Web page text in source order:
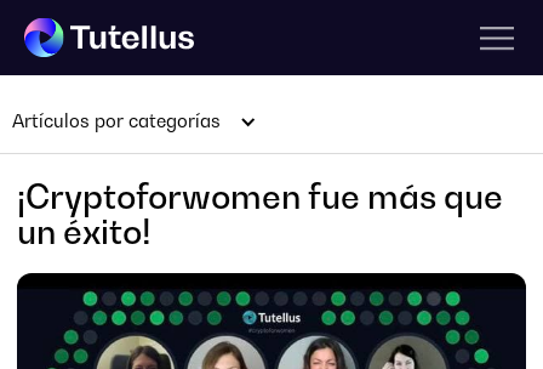
Artículos por categorías
¡Cryptoforwomen fue más que
un éxito!